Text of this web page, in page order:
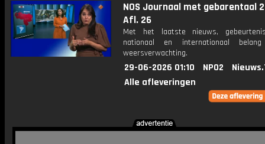
NOS Journaal met gebarentaal
Afl. 26
Met het laatste nieuws,
nationaal en internationaal
weersverwachting.
29-06-2026 01:10 NPO2
Alle afleveringen